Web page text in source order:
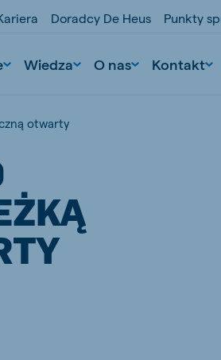
Doradcy De Heus Punkty
Wiedza O nas Kontakt
otwarty